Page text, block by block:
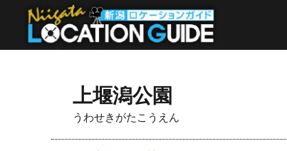
上堰潟公園
うわせきがたこうえん